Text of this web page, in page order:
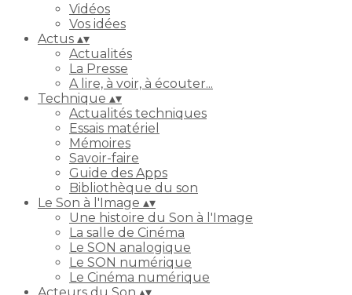
Vidéos
Vos idées
Actus ▴▾
Actualités
La Presse
A lire, à voir, à écouter...
Technique ▴▾
Actualités techniques
Essais matériel
Mémoires
Savoir-faire
Guide des Apps
Bibliothèque du son
Le Son à l'Image ▴▾
Une histoire du Son à l'Image
La salle de Cinéma
Le SON analogique
Le SON numérique
Le Cinéma numérique